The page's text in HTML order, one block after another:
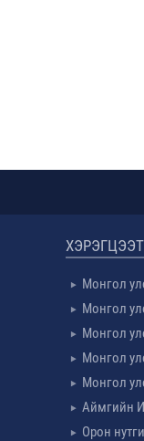
Монгол
Монгол
Монгол
Монгол
Монгол
Аймгийн
Орон